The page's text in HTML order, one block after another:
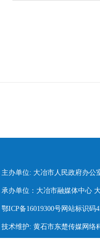
主办单位: 大冶市人民政府办公
承办单位：大冶市融媒体中心
鄂ICP备16019300号网站标识码
技术维护: 黄石市东楚传媒网络